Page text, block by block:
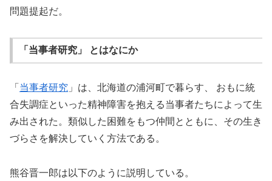
問題提起だ。
「当事者研究」 とはなにか
「 当事者研究 」は、北海道の浦河町で暮らす、 おもに統
合失調症といった精神障害を抱える当事者たちによって生
み出された。類似した困難をもつ仲間とともに、その生き
づらさを解決していく方法である。
熊谷晋一郎は以下のように説明している。